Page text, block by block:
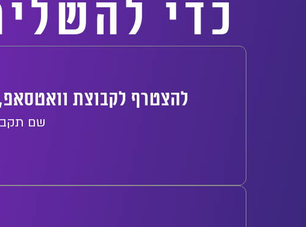
כדי
להצטרף לקבוצת
שם